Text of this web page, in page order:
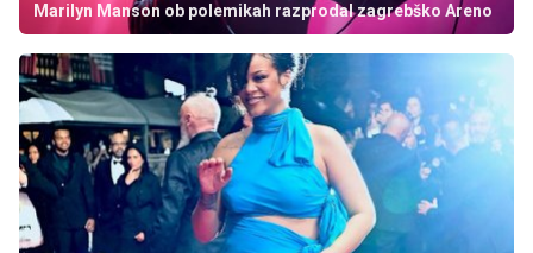
Marilyn Manson ob polemikah razprodal zagrebško Areno